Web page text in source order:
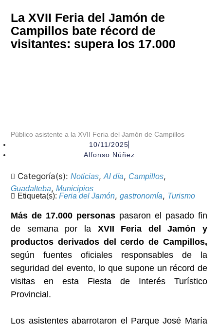
La XVII Feria del Jamón de
Campillos bate récord de
visitantes: supera los 17.000
Público asistente a la XVII Feria del Jamón de Campillos
10/11/2025
Alfonso Núñez
Categoría(s):Noticias, Al día, Campillos,
Guadalteba, Municipios
Etiqueta(s):Feria del Jamón, gastronomía, Turismo
Más de 17.000 personas pasaron el pasado fin
de semana por laXVII Feria del Jamón y
productos derivados del cerdo de Campillos,
según fuentes oficiales responsables de la
seguridad del evento, lo que supone un récord de
visitas en esta Fiesta de Interés Turístico
Provincial.
Los asistentes abarrotaron el Parque José María